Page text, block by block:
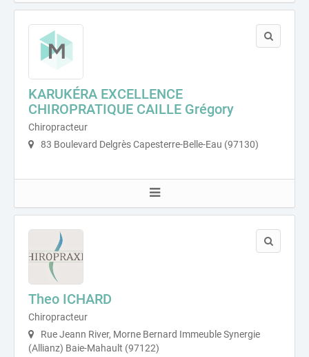
KARUKÉRA EXCELLENCE
CHIROPRATIQUE CAILLE Grégory
Chiropracteur
83 Boulevard Delgrès Capesterre-Belle-Eau (97130)
Theo ICHARD
Chiropracteur
Rue Jeann River, Morne Bernard Immeuble Synergie
(Allianz) Baie-Mahault (97122)